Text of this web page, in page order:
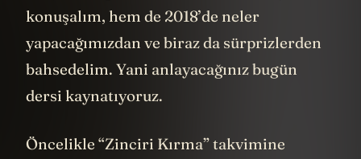
konuşalım, hem de 2018’de neler
yapacağımızdan ve biraz da sürprizlerden
bahsedelim. Yani anlayacağınız bugün
dersi kaynatıyoruz.
Öncelikle “Zinciri Kırma” takvimine